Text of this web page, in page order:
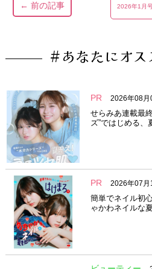
← 前の記事 2026年1月
#あなたにオ
PR 2026年08月
せらみあ連載最
ズ”ではじめる
PR 2026年07月
簡単でネイル初
ゃかわネイルな